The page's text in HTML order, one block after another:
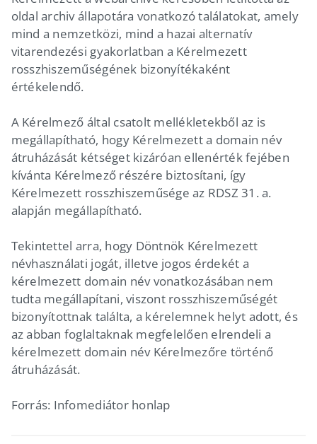
oldal archiv állapotára vonatkozó találatokat, amely
mind a nemzetközi, mind a hazai alternatív
vitarendezési gyakorlatban a Kérelmezett
rosszhiszeműségének bizonyítékaként
értékelendő.
A Kérelmező által csatolt mellékletekből az is
megállapítható, hogy Kérelmezett a domain név
átruházását kétséget kizáróan ellenérték fejében
kívánta Kérelmező részére biztosítani, így
Kérelmezett rosszhiszeműsége az RDSZ 31. a.
alapján megállapítható.
Tekintettel arra, hogy Döntnök Kérelmezett
névhasználati jogát, illetve jogos érdekét a
kérelmezett domain név vonatkozásában nem
tudta megállapítani, viszont rosszhiszeműségét
bizonyítottnak találta, a kérelemnek helyt adott, és
az abban foglaltaknak megfelelően elrendeli a
kérelmezett domain név Kérelmezőre történő
átruházását.
Forrás: Infomediátor honlap